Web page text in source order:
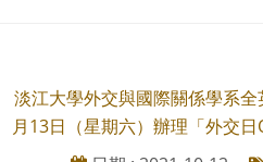
淡江大學外交與國際關係學系
月13日（星期六）辦理「外交日